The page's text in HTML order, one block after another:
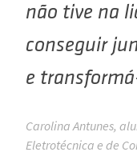
não tive na
conseguir
e
Carolina Antunes,
Eletrotécnica e de